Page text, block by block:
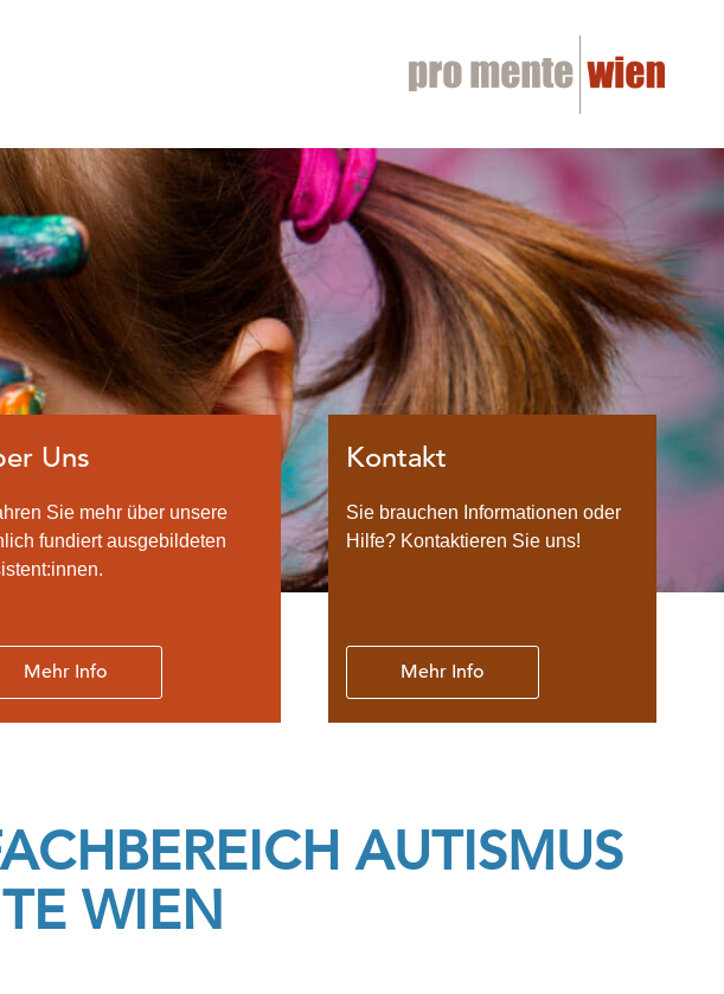
Uns
Sie mehr über unsere
fundiert ausgebildeten
Mehr Info
Kontakt
Sie brauchen Informationen oder
Hilfe? Kontaktieren Sie uns!
Mehr Info
AUTISMUS
WIEN